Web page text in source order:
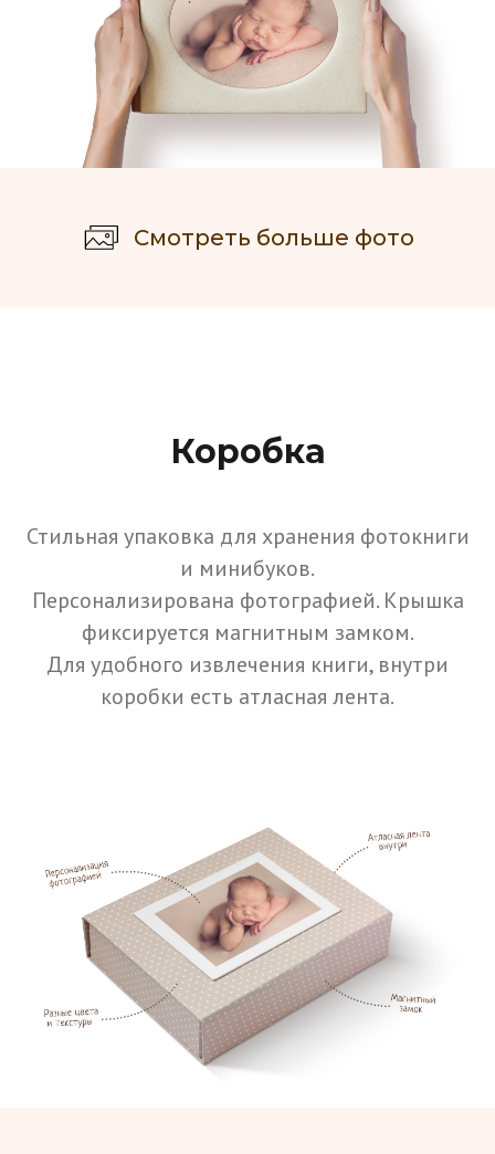
Смотреть больше фото
Коробка
Стильная упаковка для хранения фотокниги
и минибуков.
Персонализирована фотографией. Крышка
фиксируется магнитным замком.
Для удобного извлечения книги, внутри
коробки есть атласная лента.